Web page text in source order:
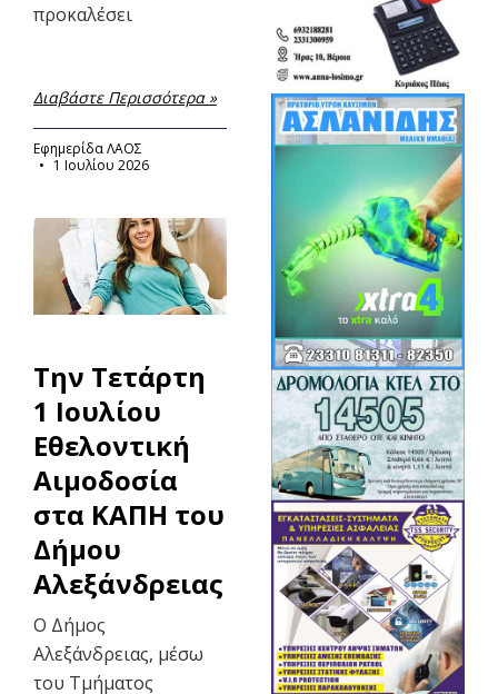
προκαλέσει
Διαβάστε Περισσότερα »
Εφημερίδα ΛΑΟΣ
1 Ιουλίου 2026
Την Τετάρτη
1 Ιουλίου
Εθελοντική
Αιμοδοσία
στα ΚΑΠΗ του
Δήμου
Αλεξάνδρειας
Ο Δήμος
Αλεξάνδρειας, μέσω
του Τμήματος